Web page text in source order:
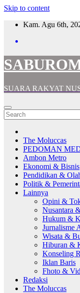
Skip to content
Kam. Agu 6th,
SUARA RAKYAT
The Moluccas
PEDOMAN
Ambon Metro
Ekonomi & Bisnis
Pendidikan &
Politik &
Lainnya
Opini &
Nusantara
Hukum &
Jurnalisme
Wisata &
Hiburan &
Konseling
Iklan Baris
Fhoto &
Redaksi
The Moluccas